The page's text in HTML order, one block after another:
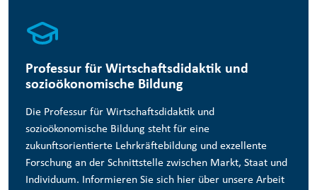
Professur für Wirtschaftsdidaktik und
sozioökonomische Bildung
Die Professur für Wirtschaftsdidaktik und
sozioökonomische Bildung steht für eine
zukunftsorientierte Lehrkräftebildung und exzellente
Forschung an der Schnittstelle zwischen Markt, Staat und
Individuum. Informieren Sie sich hier über unsere Arbeit